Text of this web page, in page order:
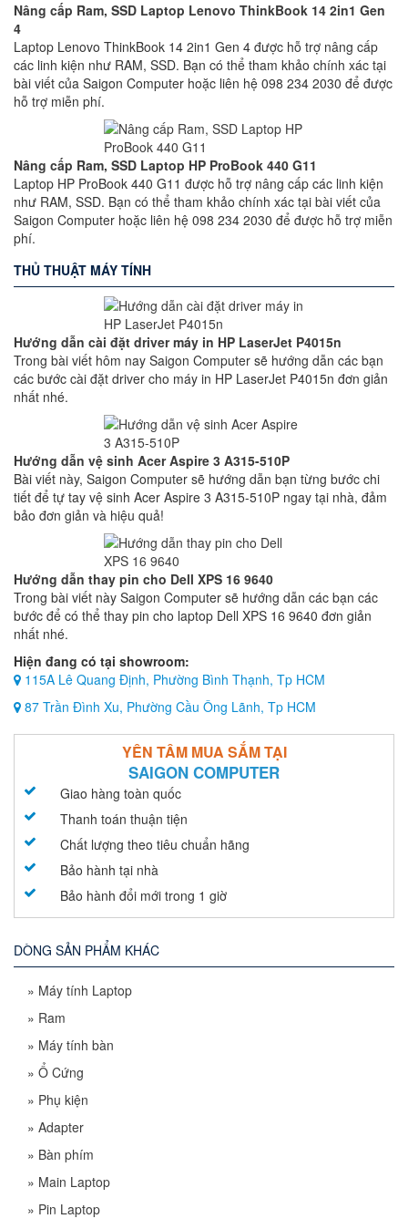
Nâng cấp Ram, SSD Laptop Lenovo ThinkBook 14 2in1 Gen
4
Laptop Lenovo ThinkBook 14 2in1 Gen 4 được hỗ trợ nâng cấp
các linh kiện như RAM, SSD. Bạn có thể tham khảo chính xác tại
bài viết của Saigon Computer hoặc liên hệ 098 234 2030 để được
hỗ trợ miễn phí.
Nâng cấp Ram, SSD Laptop HP ProBook 440 G11
Laptop HP ProBook 440 G11 được hỗ trợ nâng cấp các linh kiện
như RAM, SSD. Bạn có thể tham khảo chính xác tại bài viết của
Saigon Computer hoặc liên hệ 098 234 2030 để được hỗ trợ miễn
phí.
THỦ THUẬT MÁY TÍNH
Hướng dẫn cài đặt driver máy in HP LaserJet P4015n
Trong bài viết hôm nay Saigon Computer sẽ hướng dẫn các bạn
các bước cài đặt driver cho máy in HP LaserJet P4015n đơn giản
nhất nhé.
Hướng dẫn vệ sinh Acer Aspire 3 A315-510P
Bài viết này, Saigon Computer sẽ hướng dẫn bạn từng bước chi
tiết để tự tay vệ sinh Acer Aspire 3 A315-510P ngay tại nhà, đảm
bảo đơn giản và hiệu quả!
Hướng dẫn thay pin cho Dell XPS 16 9640
Trong bài viết này Saigon Computer sẽ hướng dẫn các bạn các
bước để có thể thay pin cho laptop Dell XPS 16 9640 đơn giản
nhất nhé.
Hiện đang có tại showroom:
115A Lê Quang Định, Phường Bình Thạnh, Tp HCM
87 Trần Đình Xu, Phường Cầu Ông Lãnh, Tp HCM
YÊN TÂM MUA SẮM TẠI
SAIGON COMPUTER
Giao hàng toàn quốc
Thanh toán thuận tiện
Chất lượng theo tiêu chuẩn hãng
Bảo hành tại nhà
Bảo hành đổi mới trong 1 giờ
DÒNG SẢN PHẨM KHÁC
» Máy tính Laptop
» Ram
» Máy tính bàn
» Ổ Cứng
» Phụ kiện
» Adapter
» Bàn phím
» Main Laptop
» Pin Laptop